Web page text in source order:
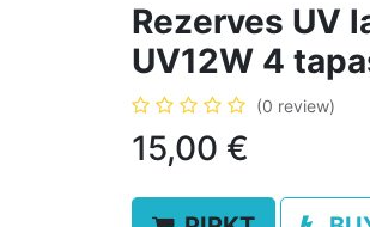
Rezerves UV
UV12W 4
(0 review)
15,00 €